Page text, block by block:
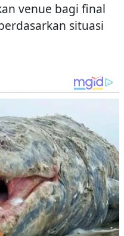
venue bagi final
situasi